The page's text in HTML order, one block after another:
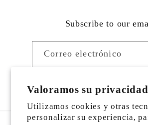
Valoramos su privacidad
Utilizamos cookies y otras
personalizar su experiencia,
Subscribe to our
Correo electrónico
Facebookhttps://YouTube